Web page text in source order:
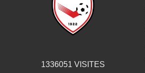
1336051 VISITES